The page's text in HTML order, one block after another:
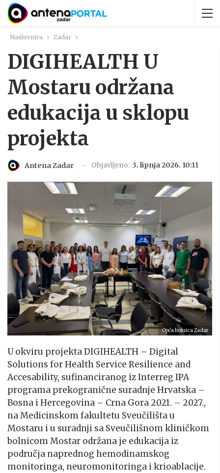
Naslovnica Zadar
DIGIHEALTH U
Mostaru održana
edukacija u sklopu
projekta
Antena Zadar Objavljeno: 3. lipnja 2026. 10:11
Opća bolnica Zadar
U okviru projekta DIGIHEALTH – Digital
Solutions for Health Service Resilience and
Accesability, sufinanciranog iz Interreg IPA
programa prekogranične suradnje Hrvatska –
Bosna i Hercegovina – Crna Gora 2021. – 2027.,
na Medicinskom fakultetu Sveučilišta u
Mostaru i u suradnji sa Sveučilišnom kliničkom
bolnicom Mostar održana je edukacija iz
područja naprednog hemodinamskog
monitoringa, neuromonitoringa i krioablacije.